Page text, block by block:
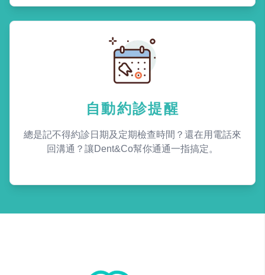
自動約診提醒
總是記不得約診日期及定期檢查時間？還在用電話來
回溝通？讓Dent&Co幫你通通一指搞定。